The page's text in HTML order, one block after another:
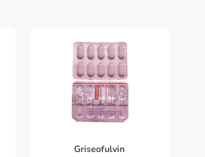
Griseofulvin